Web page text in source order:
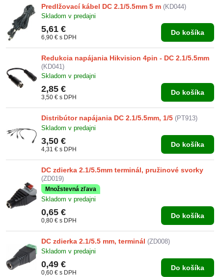
Predlžovací kábel DC 2.1/5.5mm 5 m (KD044)
Skladom v predajni
5,61 €
6,90 € s DPH
Do košíka
Redukcia napájania Hikvision 4pin - DC 2.1/5.5mm
(KD041)
Skladom v predajni
2,85 €
3,50 € s DPH
Do košíka
Distribútor napájania DC 2.1/5.5mm, 1/5 (PT913)
Skladom v predajni
3,50 €
4,31 € s DPH
Do košíka
DC zdierka 2.1/5.5mm terminál, pružinové svorky
(ZD019)
Množstevná zľava
Skladom v predajni
0,65 €
0,80 € s DPH
Do košíka
DC zdierka 2.1/5.5 mm, terminál (ZD008)
Skladom v predajni
0,49 €
0,60 € s DPH
Do košíka